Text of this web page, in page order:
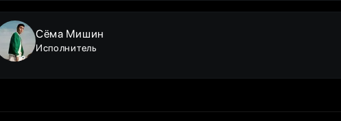
Сёма Мишин
Исполнитель